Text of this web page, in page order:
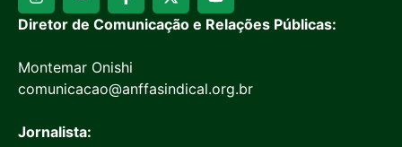
Diretor de Comunicação e Relações Públicas:
Montemar Onishi
comunicacao@anffasindical.org.br
Jornalista: